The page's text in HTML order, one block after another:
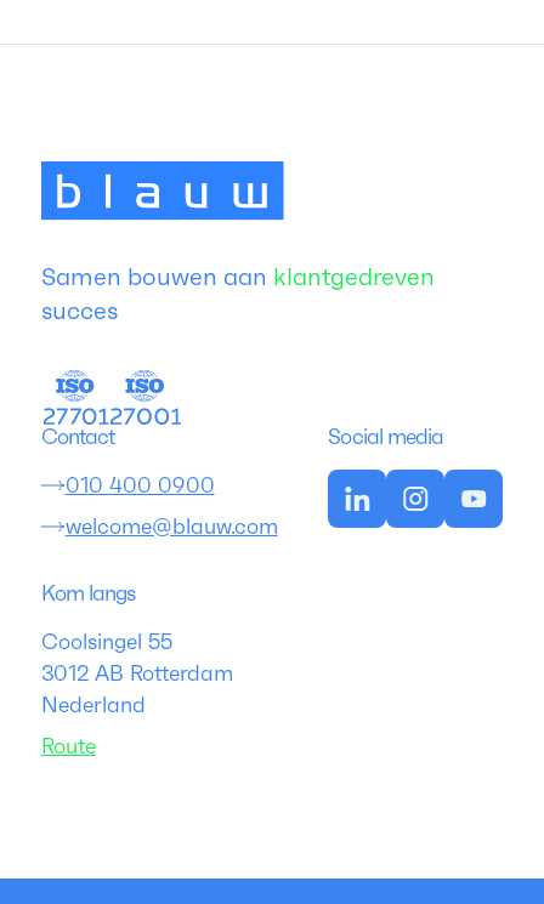
Samen bouwen aan klantgedreven
succes
Contact
010 400 0900
welcome@blauw.com
Kom langs
Coolsingel 55
3012 AB Rotterdam
Nederland
Route
Social media